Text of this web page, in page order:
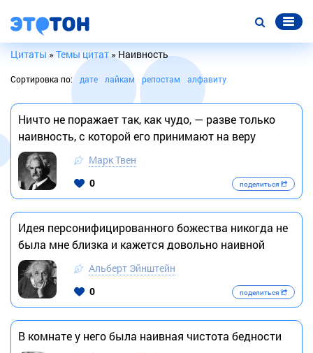
Цитаты » Темы цитат» Наивность
Сортировка по: дате лайкам репостам алфавиту
Ничто не поражает так, как чудо, — разве только
наивность, с которой его принимают на веру
Марк Твен
0
поделиться
Идея персонифицированного божества никогда не
была мне близка и кажется довольно наивной
Альберт Эйнштейн
0
поделиться
В комнате у него была наивная чистота бедности